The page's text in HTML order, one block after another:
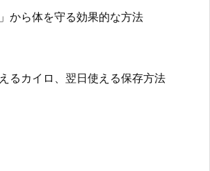
」から体を守る効果的な方法
るカイロ、翌日使える保存方法